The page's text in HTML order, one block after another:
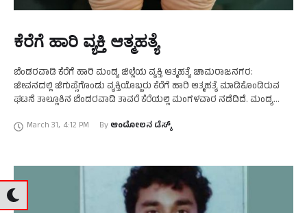
ಕೆರೆಗೆ ಹಾರಿ ವ್ಯಕ್ತಿ ಆತ್ಮಹತ್ಯೆ
ಬೆಂಡರವಾಡಿ ಕೆರೆಗೆ ಹಾರಿ ಮಂಡ್ಯ ಜಿಲ್ಲೆಯ ವ್ಯಕ್ತಿ ಆತ್ಮಹತ್ಯೆ ಚಾಮರಾಜನಗರ:
ಜೀವನದಲ್ಲಿ ಜಿಗುಪ್ಸೆಗೊಂಡು ವ್ಯಕ್ತಿಯೊಬ್ಬರು ಕೆರೆಗೆ ಹಾರಿ ಆತ್ಮಹತ್ಯೆ ಮಾಡಿಕೊಂಡಿರುವ
ಘಟನೆ ತಾಲ್ಲೂಕಿನ ಬೆಂಡರವಾಡಿ ತಾವರೆ ಕೆರೆಯಲ್ಲಿ ಮಂಗಳವಾರ ನಡೆದಿದೆ. ಮಂಡ್ಯ
March 31, 4:12 PM By ಆಂದೋಲನ ಡೆಸ್ಕ್